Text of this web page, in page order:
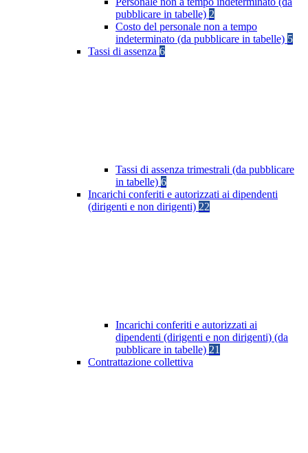
pubblicare in tabelle) 2
Costo del personale non a tempo
indeterminato (da pubblicare in tabelle) 5
Tassi di assenza 6
Tassi di assenza trimestrali (da pubblicare
in tabelle) 6
Incarichi conferiti e autorizzati ai dipendenti
(dirigenti e non dirigenti) 22
Incarichi conferiti e autorizzati ai
dipendenti (dirigenti e non dirigenti) (da
pubblicare in tabelle) 21
Contrattazione collettiva